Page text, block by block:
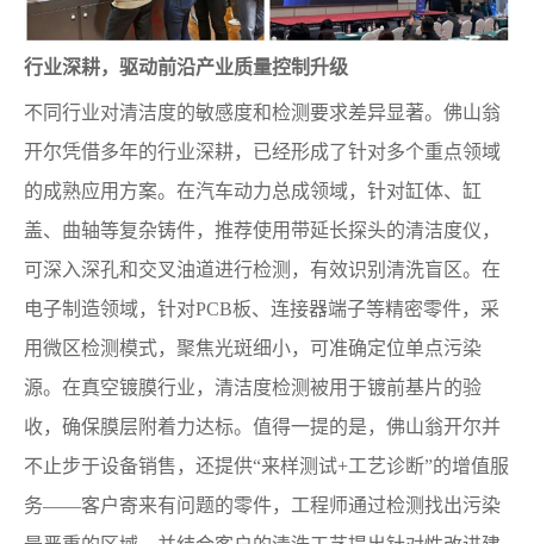
行业深耕，驱动前沿产业质量控制升级
不同行业对清洁度的敏感度和检测要求差异显著。佛山翁
开尔凭借多年的行业深耕，已经形成了针对多个重点领域
的成熟应用方案。在汽车动力总成领域，针对缸体、缸
盖、曲轴等复杂铸件，推荐使用带延长探头的清洁度仪，
可深入深孔和交叉油道进行检测，有效识别清洗盲区。在
电子制造领域，针对PCB板、连接器端子等精密零件，采
用微区检测模式，聚焦光斑细小，可准确定位单点污染
源。在真空镀膜行业，清洁度检测被用于镀前基片的验
收，确保膜层附着力达标。值得一提的是，佛山翁开尔并
不止步于设备销售，还提供“来样测试+工艺诊断”的增值服
务——客户寄来有问题的零件，工程师通过检测找出污染